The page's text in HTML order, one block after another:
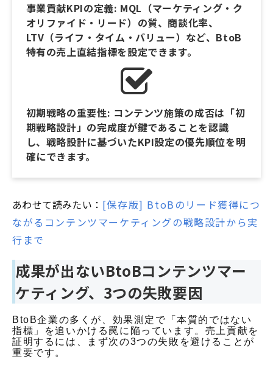
事業貢献KPIの定義: MQL（マーケティング・ク
オリファイド・リード）の質、商談化率、
LTV（ライフ・タイム・バリュー）など、BtoB
特有の売上直結指標を設定できます。
初期戦略の重要性: コンテンツ施策の成否は「初
期戦略設計」の完成度が鍵であることを認識
し、戦略設計に基づいたKPI設定の優先順位を明
確にできます。
あわせて読みたい： [保存版] BtoBのリード獲得につ
ながるコンテンツマーケティングの戦略設計から実
行まで
成果が出ないBtoBコンテンツマー
ケティング、3つの失敗要因
BtoB企業の多くが、効果測定で「本質的ではない
指標」を追いかける罠に陥っています。売上貢献を
証明するには、まず次の3つの失敗を避けることが
重要です。